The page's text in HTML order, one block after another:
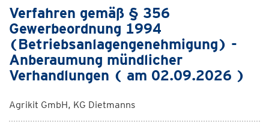
Verfahren gemäß § 356
Gewerbeordnung 1994
(Betriebsanlagengenehmigung) -
Anberaumung mündlicher
Verhandlungen ( am 02.09.2026 )
Agrikit GmbH, KG Dietmanns